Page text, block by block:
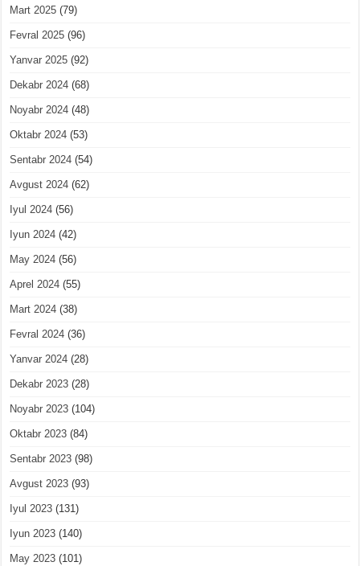
Mart 2025 (79)
Fevral 2025 (96)
Yanvar 2025 (92)
Dekabr 2024 (68)
Noyabr 2024 (48)
Oktabr 2024 (53)
Sentabr 2024 (54)
Avgust 2024 (62)
Iyul 2024 (56)
Iyun 2024 (42)
May 2024 (56)
Aprel 2024 (55)
Mart 2024 (38)
Fevral 2024 (36)
Yanvar 2024 (28)
Dekabr 2023 (28)
Noyabr 2023 (104)
Oktabr 2023 (84)
Sentabr 2023 (98)
Avgust 2023 (93)
Iyul 2023 (131)
Iyun 2023 (140)
May 2023 (101)